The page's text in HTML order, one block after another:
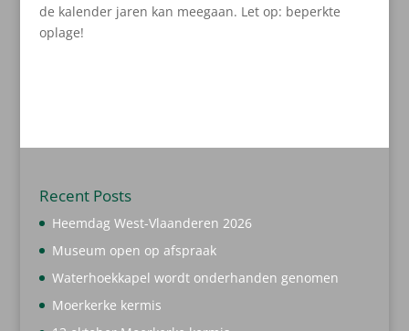
de kalender jaren kan meegaan. Let op: beperkte
oplage!
Recent Posts
Heemdag West-Vlaanderen 2026
Museum open op afspraak
Waterhoekkapel wordt onderhanden genomen
Moerkerke kermis